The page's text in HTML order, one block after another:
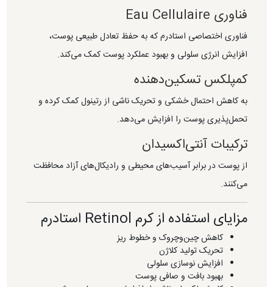
فناوری Eau Cellulaire
فناوری اختصاصی استادرم که به حفظ تعادل طبیعی پوست،
افزایش انرژی سلولی و بهبود عملکرد پوست کمک می‌کند.
کمپلکس تسکین‌دهنده
به کاهش احتمال خشکی و تحریک ناشی از رتینول کمک کرده و
تحمل‌پذیری پوست را افزایش می‌دهد.
ترکیبات آنتی‌اکسیدان
از پوست در برابر آسیب‌های محیطی و رادیکال‌های آزاد محافظت
می‌کنند.
مزایای استفاده از کرم Retinol استادرم
کاهش چین‌وچروک و خطوط ریز
تحریک تولید کلاژن
افزایش نوسازی سلولی
بهبود بافت و صافی پوست